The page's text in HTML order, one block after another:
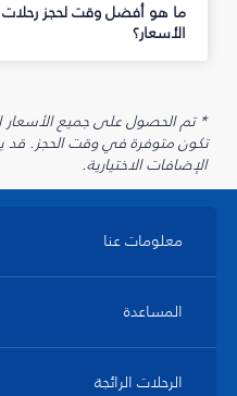
ما هو أفضل وقت لحجز رحلات
الأسعار؟
تكون متوفرة في وقت الحجز.
الإضافات الاختيارية.
معلومات عنا
المساعدة
الرحلات الرائجة